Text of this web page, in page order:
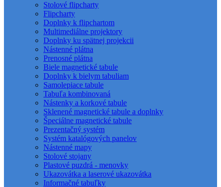
Stolové flipcharty
Flipcharty
Doplnky k flipchartom
Multimediálne projektory
Doplnky ku spätnej projekcii
Nástenné plátna
Prenosné plátna
Biele magnetické tabule
Doplnky k bielym tabuliam
Samolepiace tabule
Tabuľa kombinovaná
Nástenky a korkové tabule
Sklenené magnetické tabule a doplnky
Špeciálne magnetické tabule
Prezentačný systém
Systém katalógových panelov
Nástenné mapy
Stolové stojany
Plastové puzdrá - menovky
Ukazovátka a laserové ukazovátka
Informačné tabuľky